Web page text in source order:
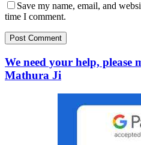
Save my name, email, and
time I comment.
We need your help, please
Mathura Ji